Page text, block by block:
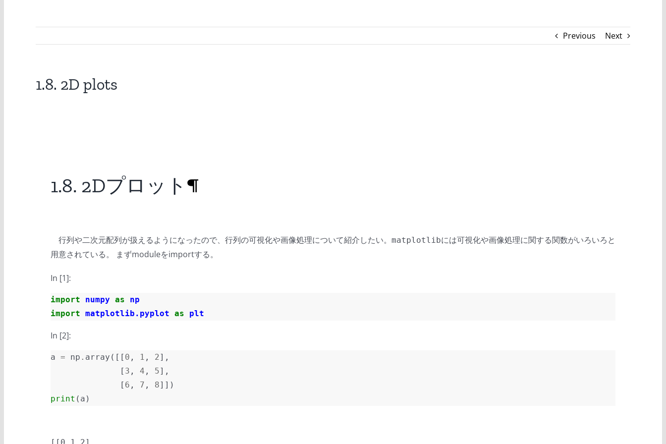
Previous Next
1.8. 2D plots
1.8. 2Dプロット ¶
行列や二次元配列が扱えるようになったので、行列の可視化や画像処理について紹介したい。 matplotlibには可視化や画像処理に関する関数がいろいろと
用意されている。 まずmoduleをimportする。
In [1]:
import numpy as
np
import matplotlib.pyplot as plt
In [2]:
a = np . array ([[ 0 , 1 , 2],
[ 3 , 4 , 5],
[ 6 , 7 , 8]])
print ( a )